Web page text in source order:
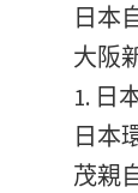
日本
大阪
1. 日
日本
茂親